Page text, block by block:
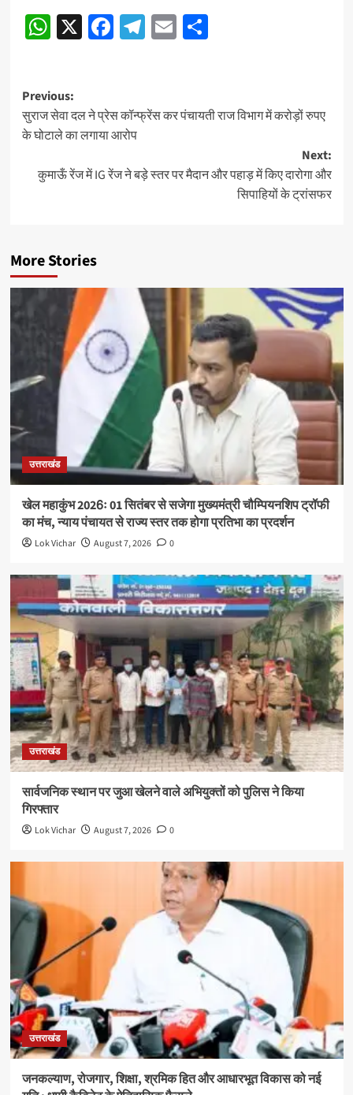
Reading
WhatsApp
X Facebook
Telegram
EmailShare
Post
navigation
Previous:
सुराज सेवा दल ने प्रेस कॉन्फ्रेंस कर पंचायती राज विभाग में करोड़ों रुपए
के घोटाले का लगाया आरोप
Next:
कुमाऊँ रेंज में IG रेंज ने बड़े स्तर पर मैदान और पहाड़ में किए दारोगा और
सिपाहियों के ट्रांसफर
More Stories
उत्तराखंड
खेल महाकुंभ 2026ः 01 सितंबर से सजेगा मुख्यमंत्री चौम्पियनशिप ट्रॉफी
का मंच, न्याय पंचायत से राज्य स्तर तक होगा प्रतिभा का प्रदर्शन
Lok Vichar August 7, 2026 0
उत्तराखंड
सार्वजनिक स्थान पर जुआ खेलने वाले अभियुक्तों को पुलिस ने किया
गिरफ्तार
Lok Vichar August 7, 2026 0
उत्तराखंड
जनकल्याण, रोजगार, शिक्षा, श्रमिक हित और आधारभूत विकास को नई